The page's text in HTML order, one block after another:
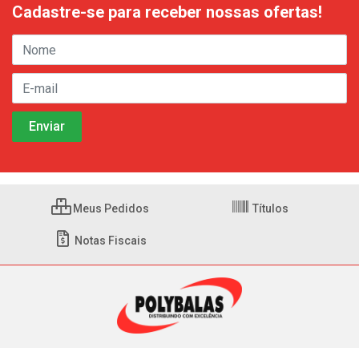
Cadastre-se para receber nossas ofertas!
Meus Pedidos Títulos
Notas Fiscais